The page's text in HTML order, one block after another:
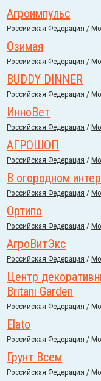
Агроимпульс
Российcкая Федерация /
Озимая
Российcкая Федерация /
BUDDY DINNER
Российcкая Федерация /
ИнноВет
Российcкая Федерация /
АГРОШОП
Российcкая Федерация /
В огородном
Российcкая Федерация /
Ортипо
Российcкая Федерация /
АгроВитЭкс
Российcкая Федерация /
Центр
Britani Garden
Российcкая Федерация /
Elato
Российcкая Федерация /
Грунт Всем
Российcкая Федерация /